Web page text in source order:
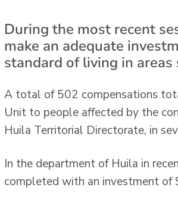
During the most recent
make an adequate
standard of living in
A total of 502 compensations
Unit to people affected by the
Huila Territorial Directorate, in
In the department of Huila in
completed with an investment of